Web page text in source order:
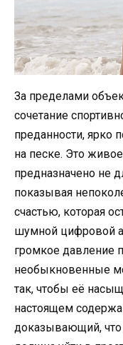
За пределами
сочетание
преданности, ярко
на песке. Это
предназначено не
показывая
счастью, которая
шумной цифровой
громкое давление
необыкновенные
так, чтобы её
настоящем
доказывающий,